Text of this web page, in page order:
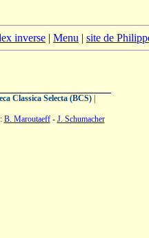
inverse | Menu | site de
Classica Selecta (BCS)|
B. Maroutaeff- J. Schumacher